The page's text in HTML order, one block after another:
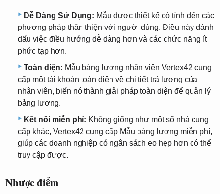
Dễ Dàng Sử Dụng: Mẫu được thiết kế có tính đến các
phương pháp thân thiện với người dùng. Điều này đánh
dấu việc điều hướng dễ dàng hơn và các chức năng ít
phức tạp hơn.
Toàn diện: Mẫu bảng lương nhân viên Vertex42 cung
cấp một tài khoản toàn diện về chi tiết trả lương của
nhân viên, biến nó thành giải pháp toàn diện để quản lý
bảng lương.
Kết nối miễn phí: Không giống như một số nhà cung
cấp khác, Vertex42 cung cấp Mẫu bảng lương miễn phí,
giúp các doanh nghiệp có ngân sách eo hẹp hơn có thể
truy cập được.
Nhược điểm